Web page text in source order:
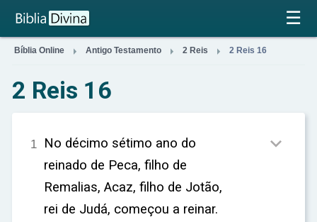
×
☰
Bíblia Online  Antigo Testamento  2 Reis  2 Reis 16
2 Reis 16
1 No décimo sétimo ano do
reinado de Peca, filho de
Remalias, Acaz, filho de Jotão,
rei de Judá, começou a reinar.
